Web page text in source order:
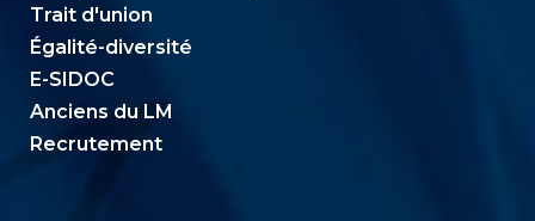
Trait d'union
Égalité-diversité
E-SIDOC
Anciens du LM
Recrutement